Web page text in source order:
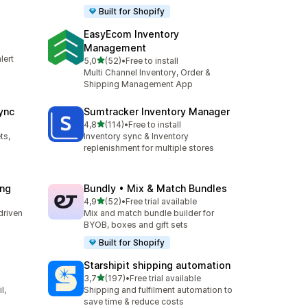
Built for Shopify
EasyEcom Inventory
Management
5,0av 5 stjerner
(52)
Totalt 52 omtaler
•Free to install
Multi Channel Inventory, Order &
Shipping Management App
Sumtracker Inventory Manager
4,8av 5 stjerner
(114)
Totalt 114 omtaler
•Free to install
Inventory sync & Inventory
replenishment for multiple stores
Bundly • Mix & Match Bundles
4,9av 5 stjerner
(52)
Totalt 52 omtaler
•Free trial available
Mix and match bundle builder for
BYOB, boxes and gift sets
Built for Shopify
Starshipit shipping automation
3,7av 5 stjerner
(197)
Totalt 197 omtaler
•Free trial available
Shipping and fulfilment automation to
save time & reduce costs